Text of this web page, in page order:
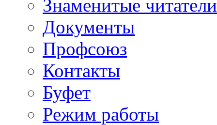
Знаменитые
Документы
Профсоюз
Контакты
Буфет
Режим работы